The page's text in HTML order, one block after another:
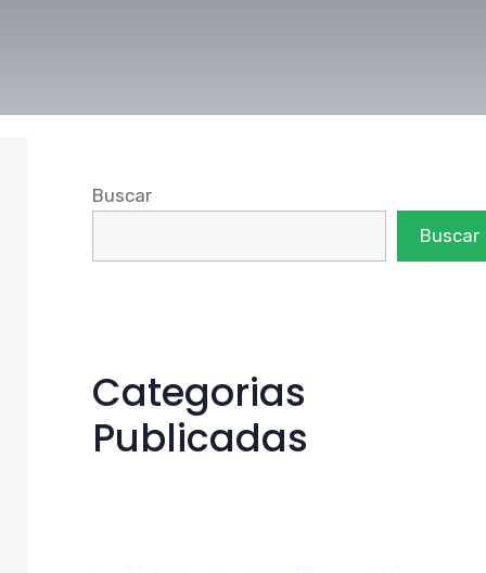
Buscar
Buscar
Categorias
Publicadas